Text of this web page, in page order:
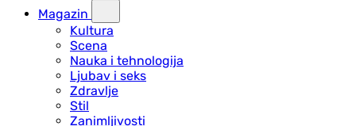
Magazin
Kultura
Scena
Nauka i tehnologija
Ljubav i seks
Zdravlje
Stil
Zanimljivosti